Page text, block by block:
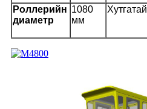
Роллерийн
диаметр
1080
мм
Хутгатай